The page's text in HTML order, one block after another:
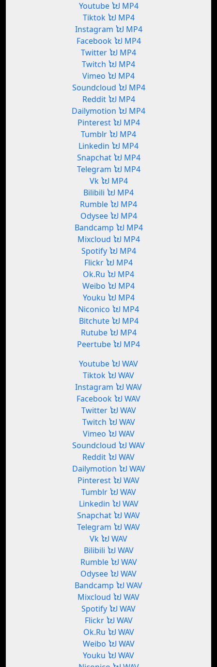
Youtube ໄປ MP4
Tiktok ໄປ MP4
Instagram ໄປ MP4
Facebook ໄປ MP4
Twitter ໄປ MP4
Twitch ໄປ MP4
Vimeo ໄປ MP4
Soundcloud ໄປ MP4
Reddit ໄປ MP4
Dailymotion ໄປ MP4
Pinterest ໄປ MP4
Tumblr ໄປ MP4
Linkedin ໄປ MP4
Snapchat ໄປ MP4
Telegram ໄປ MP4
Vk ໄປ MP4
Bilibili ໄປ MP4
Rumble ໄປ MP4
Odysee ໄປ MP4
Bandcamp ໄປ MP4
Mixcloud ໄປ MP4
Spotify ໄປ MP4
Flickr ໄປ MP4
Ok.Ru ໄປ MP4
Weibo ໄປ MP4
Youku ໄປ MP4
Niconico ໄປ MP4
Bitchute ໄປ MP4
Rutube ໄປ MP4
Peertube ໄປ MP4
Youtube ໄປ WAV
Tiktok ໄປ WAV
Instagram ໄປ WAV
Facebook ໄປ WAV
Twitter ໄປ WAV
Twitch ໄປ WAV
Vimeo ໄປ WAV
Soundcloud ໄປ WAV
Reddit ໄປ WAV
Dailymotion ໄປ WAV
Pinterest ໄປ WAV
Tumblr ໄປ WAV
Linkedin ໄປ WAV
Snapchat ໄປ WAV
Telegram ໄປ WAV
Vk ໄປ WAV
Bilibili ໄປ WAV
Rumble ໄປ WAV
Odysee ໄປ WAV
Bandcamp ໄປ WAV
Mixcloud ໄປ WAV
Spotify ໄປ WAV
Flickr ໄປ WAV
Ok.Ru ໄປ WAV
Weibo ໄປ WAV
Youku ໄປ WAV